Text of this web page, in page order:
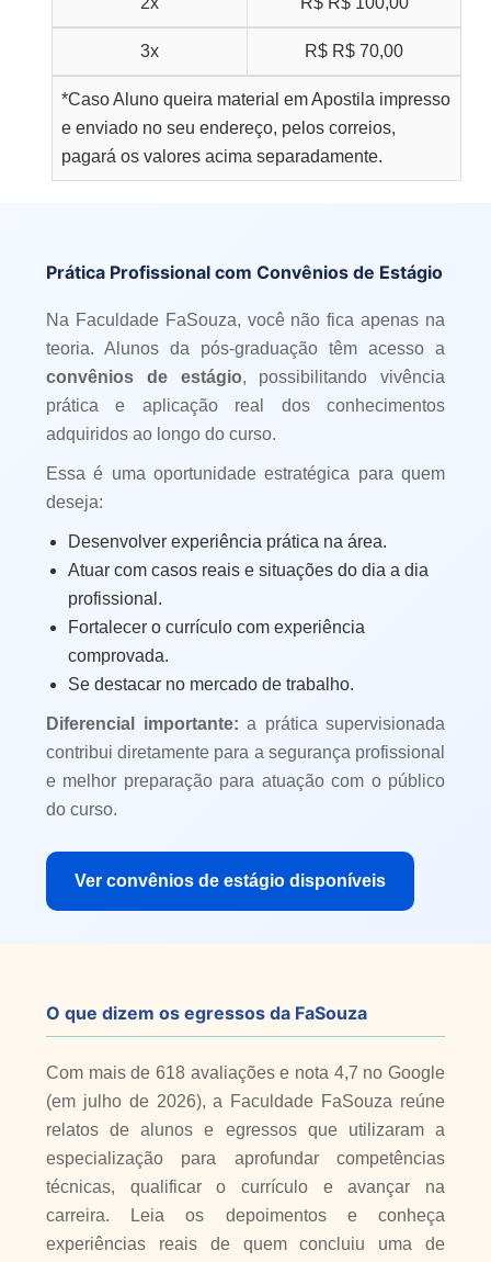
3x R$ R$ 70,00
*Caso Aluno queira material em Apostila impresso
e enviado no seu endereço, pelos correios,
pagará os valores acima separadamente.
Prática Profissional com Convênios de Estágio
Na Faculdade FaSouza, você não fica apenas na
teoria. Alunos da pós-graduação têm acesso a
convênios de estágio, possibilitando vivência
prática e aplicação real dos conhecimentos
adquiridos ao longo do curso.
Essa é uma oportunidade estratégica para quem
deseja:
Desenvolver experiência prática na área.
Atuar com casos reais e situações do dia a dia
profissional.
Fortalecer o currículo com experiência
comprovada.
Se destacar no mercado de trabalho.
Diferencial importante: a prática supervisionada
contribui diretamente para a segurança profissional
e melhor preparação para atuação com o público
do curso.
Ver convênios de estágio disponíveis
O que dizem os egressos da FaSouza
Com mais de 618 avaliações e nota 4,7 no Google
(em julho de 2026), a Faculdade FaSouza reúne
relatos de alunos e egressos que utilizaram a
especialização para aprofundar competências
técnicas, qualificar o currículo e avançar na
carreira. Leia os depoimentos e conheça
experiências reais de quem concluiu uma de